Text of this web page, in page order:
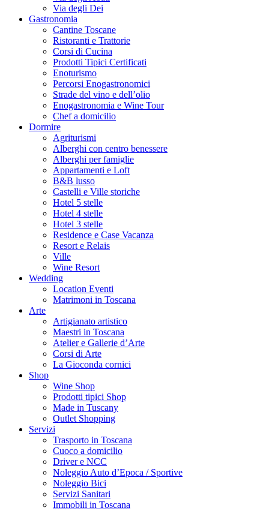
Via degli Dei
Gastronomia
Cantine Toscane
Ristoranti e Trattorie
Corsi di Cucina
Prodotti Tipici Certificati
Enoturismo
Percorsi Enogastronomici
Strade del vino e dell’olio
Enogastronomia e Wine Tour
Chef a domicilio
Dormire
Agriturismi
Alberghi con centro benessere
Alberghi per famiglie
Appartamenti e Loft
B&B lusso
Castelli e Ville storiche
Hotel 5 stelle
Hotel 4 stelle
Hotel 3 stelle
Residence e Case Vacanza
Resort e Relais
Ville
Wine Resort
Wedding
Location Eventi
Matrimoni in Toscana
Arte
Artigianato artistico
Maestri in Toscana
Atelier e Gallerie d’Arte
Corsi di Arte
La Gioconda cornici
Shop
Wine Shop
Prodotti tipici Shop
Made in Tuscany
Outlet Shopping
Servizi
Trasporto in Toscana
Cuoco a domicilio
Driver e NCC
Noleggio Auto d’Epoca / Sportive
Noleggio Bici
Servizi Sanitari
Immobili in Toscana